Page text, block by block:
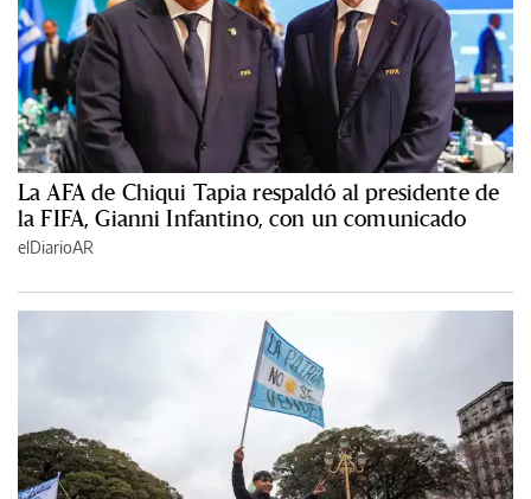
La AFA de Chiqui Tapia respaldó al presidente de
la FIFA, Gianni Infantino, con un comunicado
elDiarioAR